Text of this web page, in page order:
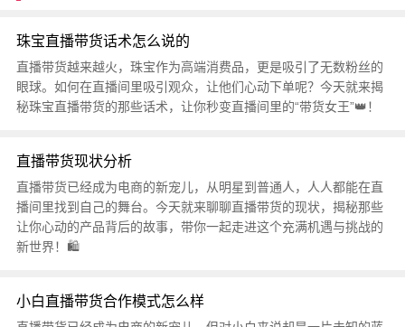
珠宝直播带货话术怎么说的
直播带货越来越火，珠宝作为高端消费品，更是吸引了无数粉丝的
眼球。如何在直播间里吸引观众，让他们心动下单呢？今天就来揭
秘珠宝直播带货的那些话术，让你秒变直播间里的“带货女王”👑！
直播带货现状分析
直播带货已经成为电商的新宠儿，从明星到普通人，人人都能在直
播间里找到自己的舞台。今天就来聊聊直播带货的现状，揭秘那些
让你心动的产品背后的故事，带你一起走进这个充满机遇与挑战的
新世界！🛍️
小白直播带货合作模式怎么样